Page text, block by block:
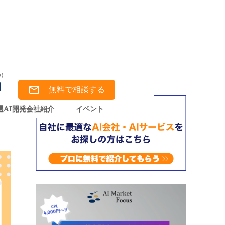
無料で相談する
AI開発会社紹介 イベント
方法、使われるAI技術徹底解説！